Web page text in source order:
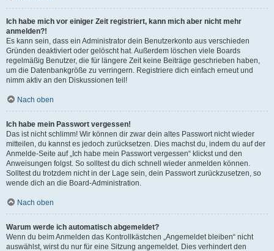
Ich habe mich vor einiger Zeit registriert, kann mich aber nicht mehr
anmelden?!
Es kann sein, dass ein Administrator dein Benutzerkonto aus verschieden
Gründen deaktiviert oder gelöscht hat. Außerdem löschen viele Boards
regelmäßig Benutzer, die für längere Zeit keine Beiträge geschrieben haben,
um die Datenbankgröße zu verringern. Registriere dich einfach erneut und
nimm aktiv an den Diskussionen teil!
Nach oben
Ich habe mein Passwort vergessen!
Das ist nicht schlimm! Wir können dir zwar dein altes Passwort nicht wieder
mitteilen, du kannst es jedoch zurücksetzen. Dies machst du, indem du auf der
Anmelde-Seite auf „Ich habe mein Passwort vergessen“ klickst und den
Anweisungen folgst. So solltest du dich schnell wieder anmelden können.
Solltest du trotzdem nicht in der Lage sein, dein Passwort zurückzusetzen, so
wende dich an die Board-Administration.
Nach oben
Warum werde ich automatisch abgemeldet?
Wenn du beim Anmelden das Kontrollkästchen „Angemeldet bleiben“ nicht
auswählst, wirst du nur für eine Sitzung angemeldet. Dies verhindert den